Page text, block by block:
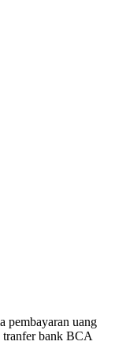
pembayaran uang
tranfer bank BCA